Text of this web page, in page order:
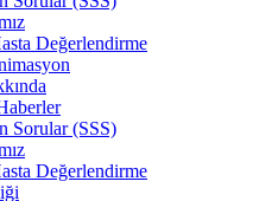
Değerlendirme
Sorular (SSS)
Değerlendirme